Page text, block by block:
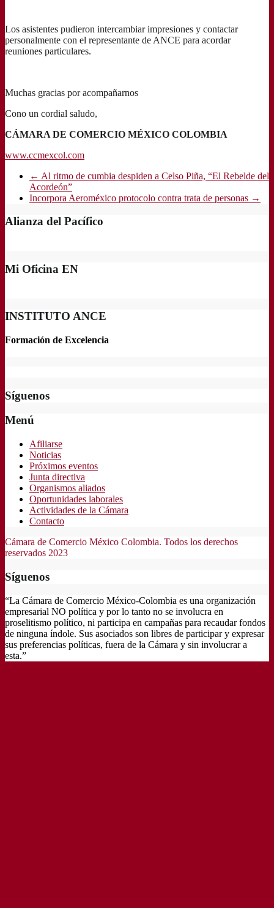
Los asistentes pudieron intercambiar impresiones y contactar
personalmente con el representante de ANCE para acordar
reuniones particulares.
Muchas gracias por acompañarnos
Cono un cordial saludo,
CÁMARA DE COMERCIO MÉXICO COLOMBIA
www.ccmexcol.com
← Al ritmo de cumbia despiden a Celso Piña, “El Rebelde del
Acordeón”
Incorpora Aeroméxico protocolo contra trata de personas →
Alianza del Pacífico
Mi Oficina EN
INSTITUTO ANCE
Formación de Excelencia
Síguenos
Menú
Afiliarse
Noticias
Próximos eventos
Junta directiva
Organismos aliados
Oportunidades laborales
Actividades de la Cámara
Contacto
Cámara de Comercio México Colombia. Todos los derechos
reservados 2023
Síguenos
“La Cámara de Comercio México-Colombia es una organización
empresarial NO política y por lo tanto no se involucra en
proselitismo político, ni participa en campañas para recaudar fondos
de ninguna índole. Sus asociados son libres de participar y expresar
sus preferencias políticas, fuera de la Cámara y sin involucrar a
esta.”